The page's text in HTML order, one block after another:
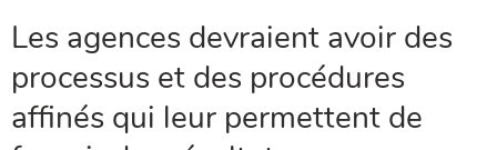
Les agences devraient avoir des
processus et des procédures
affinés qui leur permettent de